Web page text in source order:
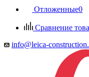
Отложенные0
Сравнение
info@leica-